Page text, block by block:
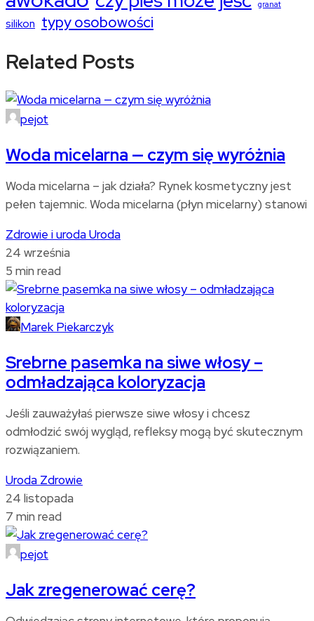
granat
silikon typy osobowości
Related Posts
pejot
Woda micelarna — czym się wyróżnia
Woda micelarna – jak działa? Rynek kosmetyczny jest
pełen tajemnic. Woda micelarna (płyn micelarny) stanowi
Zdrowie i urodaUroda
24 września
5 min read
Marek Piekarczyk
Srebrne pasemka na siwe włosy –
odmładzająca koloryzacja
Jeśli zauważyłaś pierwsze siwe włosy i chcesz
odmłodzić swój wygląd, refleksy mogą być skutecznym
rozwiązaniem.
Uroda Zdrowie
24 listopada
7 min read
pejot
Jak zregenerować cerę?